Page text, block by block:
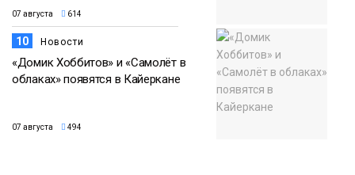
07 августа 614
10 Новости
«Домик Хоббитов» и «Самолёт в
облаках» появятся в Кайеркане
07 августа 494